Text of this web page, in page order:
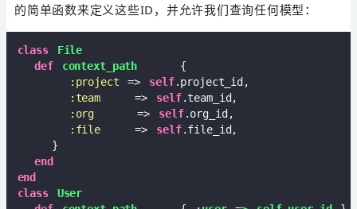
的简单函数来定义这些ID，并允许我们查询任何模型：
class
File
def
context_path
     {
:project => self.project_id,
:team
    =>
self.team_id,
:org
     =>
self.org_id,
:file
    =>
self.file_id,
    }
end
end
class
User